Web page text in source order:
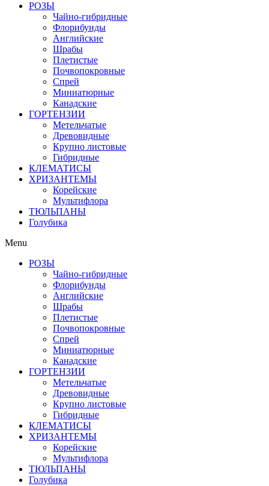
РОЗЫ
Чайно-гибридные
Флорибунды
Английские
Шрабы
Плетистые
Почвопокровные
Спрей
Миниатюрные
Канадские
ГОРТЕНЗИИ
Метельчатые
Древовидные
Крупно листовые
Гибридные
КЛЕМАТИСЫ
ХРИЗАНТЕМЫ
Корейские
Мультифлора
ТЮЛЬПАНЫ
Голубика
Menu
РОЗЫ
Чайно-гибридные
Флорибунды
Английские
Шрабы
Плетистые
Почвопокровные
Спрей
Миниатюрные
Канадские
ГОРТЕНЗИИ
Метельчатые
Древовидные
Крупно листовые
Гибридные
КЛЕМАТИСЫ
ХРИЗАНТЕМЫ
Корейские
Мультифлора
ТЮЛЬПАНЫ
Голубика